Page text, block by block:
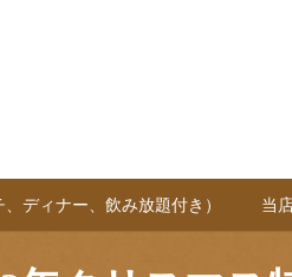
ディナー、飲み放題付き） 当